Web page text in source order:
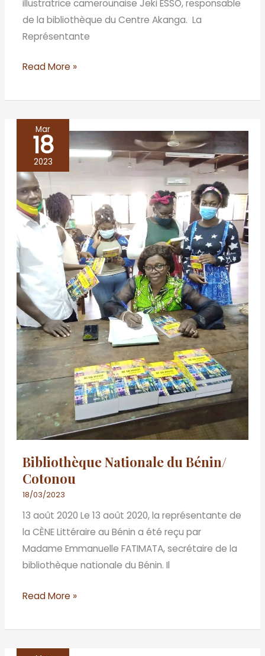
illustratrice camerounaise Jeki ESSO, responsable
de la bibliothèque du Centre Akanga. La
Représentante
Read More »
Mar
18
2023
Bibliothèque Nationale du Bénin/
Cotonou
18/03/2023
13 août 2020 Le 13 août 2020, la représentante de
la CÈNE Littéraire au Bénin a été reçu par
Madame Emmanuelle FATIMATA, secrétaire de la
bibliothèque nationale du Bénin. Il
Bibliothèque
Nationale
du
Bénin/
Cotonou
Read More »